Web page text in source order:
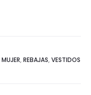
MUJER, REBAJAS, VESTIDOS